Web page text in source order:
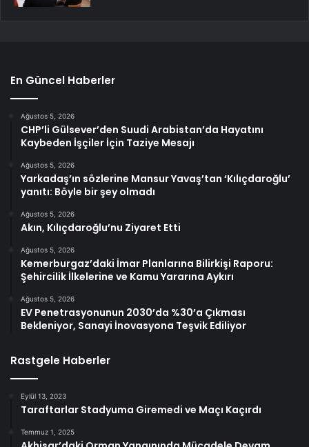
En Güncel Haberler
Ağustos 5, 2026
CHP’li Gülsever’den Suudi Arabistan’da Hayatını
Kaybeden İşçiler İçin Taziye Mesajı
Ağustos 5, 2026
Yarkadaş’ın sözlerine Mansur Yavaş’tan ‘Kılıçdaroğlu’
yanıtı: Böyle bir şey olmadı
Ağustos 5, 2026
Akın, Kılıçdaroğlu’nu Ziyaret Etti
Ağustos 5, 2026
Kemerburgaz’daki İmar Planlarına Bilirkişi Raporu:
Şehircilik İlkelerine ve Kamu Yararına Aykırı
Ağustos 5, 2026
EV Penetrasyonunun 2030’da %30’a Çıkması
Bekleniyor, Sanayi İnovasyona Teşvik Ediliyor
Rastgele Haberler
Eylül 13, 2023
Taraftarlar Stadyuma Giremedi ve Maçı Kaçırdı
Temmuz 1, 2025